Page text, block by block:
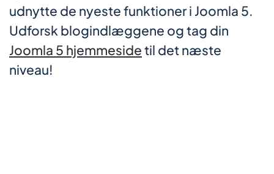
udnytte de nyeste funktioner i Joomla 5.
Udforsk blogindlæggene og tag din
Joomla 5 hjemmesidetil det næste
niveau!